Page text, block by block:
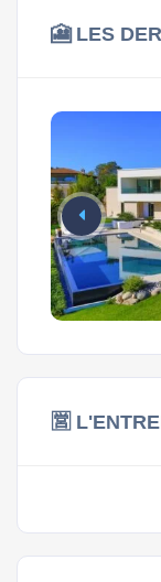
🎦 LES
🈺